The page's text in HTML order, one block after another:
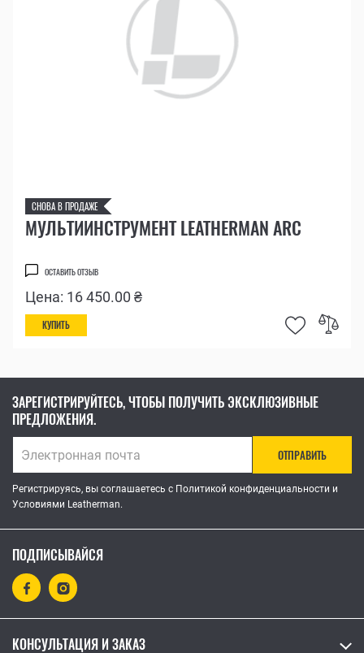
СНОВА В ПРОДАЖЕ
МУЛЬТИИНСТРУМЕНТ LEATHERMAN ARC
ОСТАВИТЬ ОТЗЫВ
Цена: 16 450.00 ₴
КУПИТЬ
ЗАРЕГИСТРИРУЙТЕСЬ, ЧТОБЫ ПОЛУЧИТЬ ЭКСКЛЮЗИВНЫЕ
ПРЕДЛОЖЕНИЯ.
ОТПРАВИТЬ
Регистрируясь, вы соглашаетесь с Политикой конфиденциальности и
Условиями Leatherman.
ПОДПИСЫВАЙСЯ
КОНСУЛЬТАЦИЯ И ЗАКАЗ